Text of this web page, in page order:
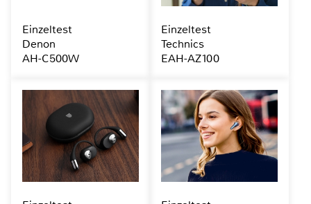
Einzeltest
Denon
AH-C500W
Einzeltest
Technics
EAH-AZ100